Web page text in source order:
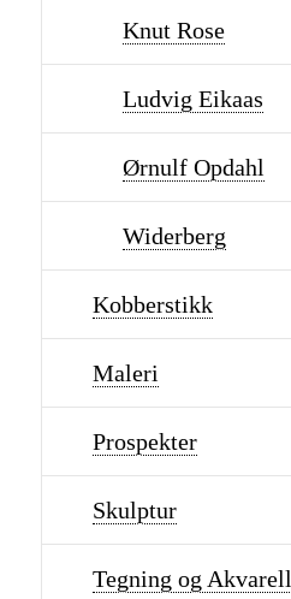
Knut Rose
Ludvig Eikaas
Ørnulf Opdahl
Widerberg
Kobberstikk
Maleri
Prospekter
Skulptur
Tegning og Akvarell